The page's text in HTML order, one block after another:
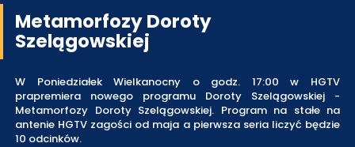
Metamorfozy Doroty
Szelągowskiej
W Poniedziałek Wielkanocny o godz. 17:00 w HGTV
prapremiera nowego programu Doroty Szelągowskiej -
Metamorfozy Doroty Szelągowskiej. Program na stałe na
antenie HGTV zagości od maja a pierwsza seria liczyć będzie
10 odcinków.